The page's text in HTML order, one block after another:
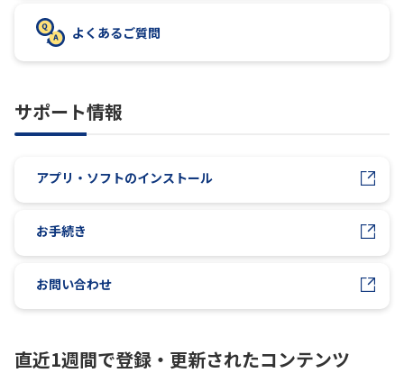
お知らせ サポートサイトの使い方
NTTドコモビジネスのお客さ
まはこちら
OCN サービス一覧
よくあるご質問
サポート情報
アプリ・ソフトのインストール
お手続き
お問い合わせ
直近1週間で登録・更新されたコンテンツ